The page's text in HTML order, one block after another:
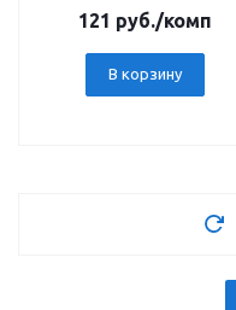
121 руб./комп
В корзину